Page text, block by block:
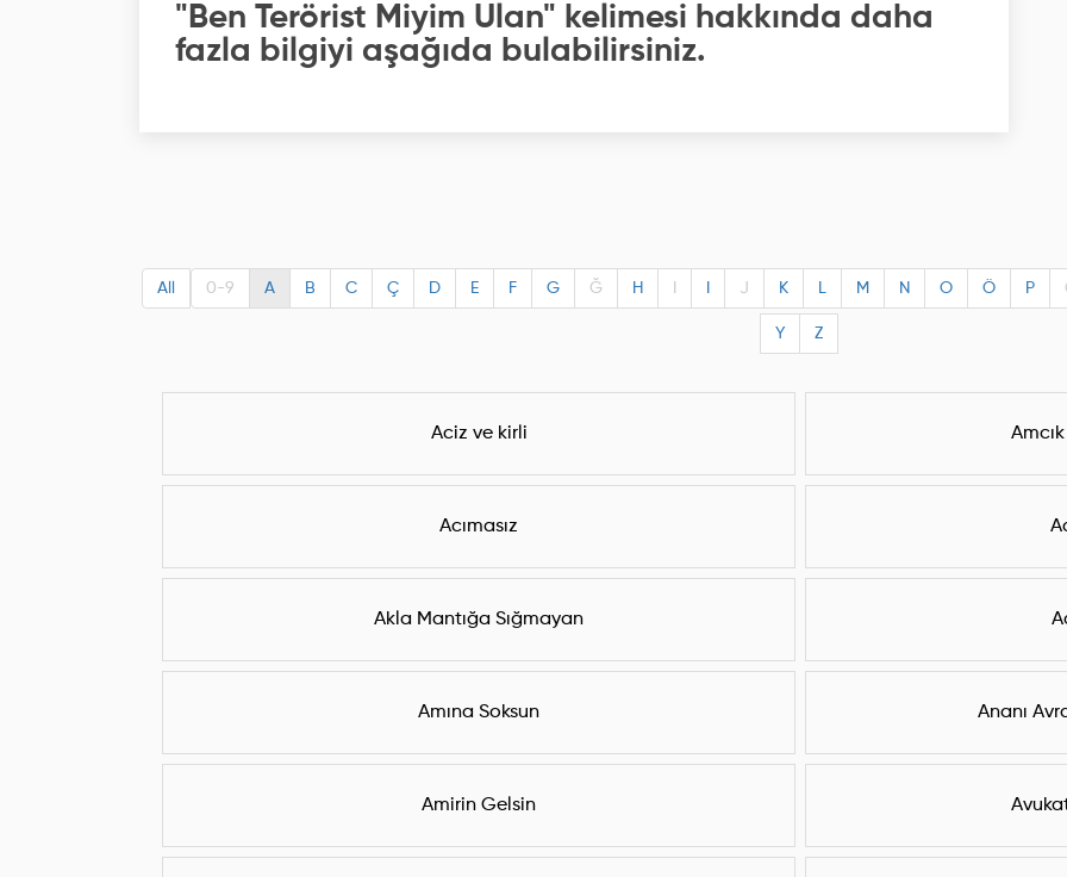
"Ben Terörist Miyim Ulan" kelimesi hakkında daha
fazla bilgiyi aşağıda bulabilirsiniz.
All 0-9 A B C Ç D E F G Ğ H J K L M N O Ö P
Y Z
Aciz ve kirli
Acımasız
Akla Mantığa Sığmayan
Amına Soksun Ananı
Amirin Gelsin